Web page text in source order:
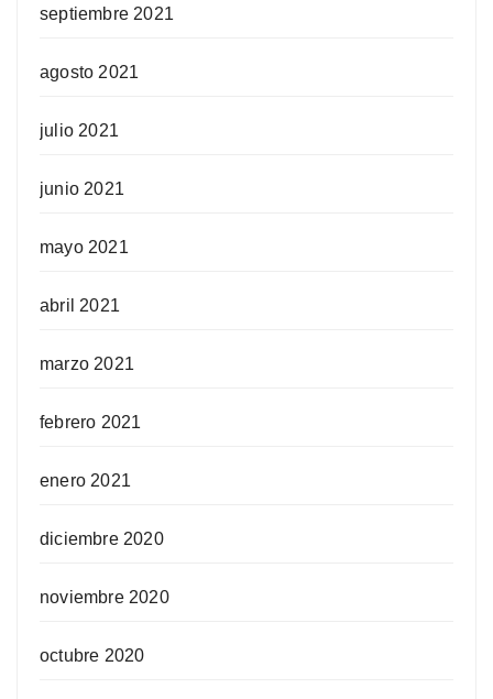
septiembre 2021
agosto 2021
julio 2021
junio 2021
mayo 2021
abril 2021
marzo 2021
febrero 2021
enero 2021
diciembre 2020
noviembre 2020
octubre 2020